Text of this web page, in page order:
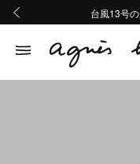
熊本地域地
台風13号
熊本地域地